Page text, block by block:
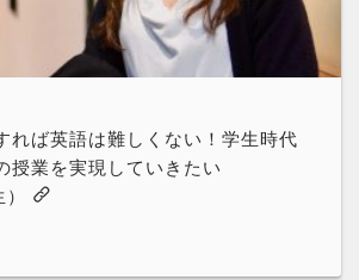
れば英語は難しくない！学生時代
授業を実現していきたい
）